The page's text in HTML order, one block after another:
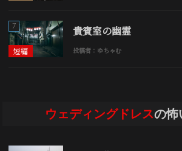
短編
7 貴賓室の幽霊
投稿者：ゆちゃむ
ウェディングドレスの怖